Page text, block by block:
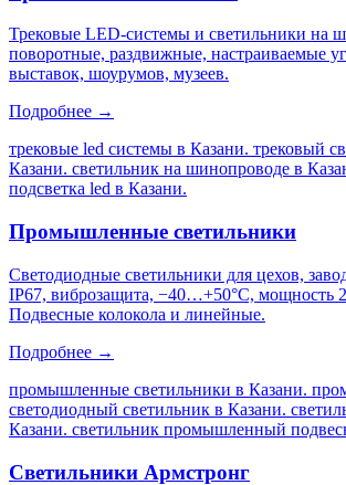
Трековые LED-системы и светильники на
поворотные, раздвижные, настраиваемые
выставок, шоурумов, музеев.
Подробнее →
трековые led системы в Казани. трековый
Казани. светильник на шинопроводе в
подсветка led в Казани.
Промышленные светильники
Светодиодные светильники для цехов,
IP67, виброзащита, −40…+50°C, мощность
Подвесные колокола и линейные.
Подробнее →
промышленные светильники в Казани.
светодиодный светильник в Казани.
Казани. светильник промышленный
Светильники Армстронг